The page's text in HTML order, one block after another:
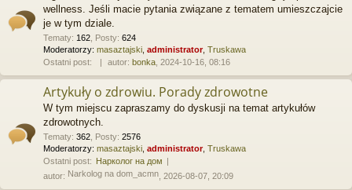
wellness. Jeśli macie pytania związane z tematem umieszczajcie
je w tym dziale.
Tematy: 162 Posty: 624
Moderatorzy: masaztajski administrator, Truskawa
Ostatni post:
autor: bonka , 2024-10-16, 08:16
Artykuły o zdrowiu. Porady zdrowotne
W tym miejscu zapraszamy do dyskusji na temat artykułów
zdrowotnych.
Tematy: 362 Posty: 2576
Moderatorzy: masaztajski administrator, Truskawa
Ostatni post: Нарколог на дом
autor: Narkolog na dom_acmn , 2026-08-07, 20:09